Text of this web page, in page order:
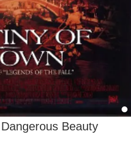
Beauty